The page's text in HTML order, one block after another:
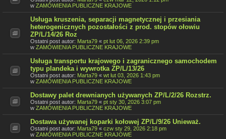
w ZAMÓWIENIA PUBLICZNE KRAJOWE
Usługa kruszenia, separacji magnetycznej i przesiania
heterogenicznych pozostałości z prod. stopów ołowiu
ZP/L/14/26 Roz
Ostatni post autor: Marta79 « pt lut 06, 2026 2:39 pm
w ZAMÓWIENIA PUBLICZNE KRAJOWE
Usługa transportu krajowego i zagranicznego samochodem
typu plandeka i wywrotka ZP/L/13/26
Ostatni post autor: Marta79 « wt lut 03, 2026 1:43 pm
w ZAMÓWIENIA PUBLICZNE KRAJOWE
Dostawy palet drewnianych używanych ZP/L/2/26 Rozstrz.
Ostatni post autor: Marta79 « pt sty 30, 2026 3:07 pm
w ZAMÓWIENIA PUBLICZNE KRAJOWE
Dostawa używanej koparki kołowej ZP/L/9/26 Unieważ.
Ostatni post autor: Marta79 « czw sty 29, 2026 2:18 pm
w ZAMÓWIENIA PUBLICZNE KRAJOWE